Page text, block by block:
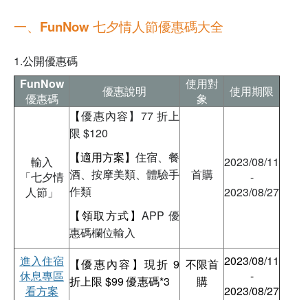
一、FunNow 七夕情人節優惠碼大全
1.公開優惠碼
FunNow
優惠碼
優惠說明
使用對
象
使用期限
輸入
「七夕情
人節」
【優惠內容】 77 折上
限 $120
【適用方案】 住宿、餐
酒、按摩美類、體驗手
作類
【領取方式】APP 優
惠碼欄位輸入
首購
2023/08/11
-
2023/08/27
進入住宿
休息專區
看方案
【優惠內容】現折 9
折上限 $99 優惠碼*3
不限首
購
2023/08/11
-
2023/08/27